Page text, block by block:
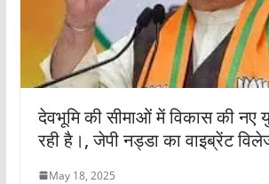
देवभूमि की सीमाओं में विकास की
रही है।, जेपी नड्डा का वाइब्रेंट
May 18, 2025